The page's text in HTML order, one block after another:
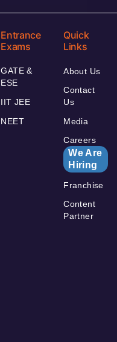
Entrance
Exams
GATE &
ESE
IIT JEE
NEET
Quick
Links
About Us
Contact
Us
Media
Careers
We Are
Hiring
Franchise
Content
Partner